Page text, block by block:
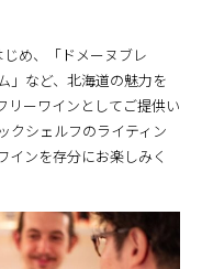
じめ、「ドメーヌブレ
」など、北海道の魅力を
リーワインとしてご提供い
クシェルフのライティン
インを存分にお楽しみく